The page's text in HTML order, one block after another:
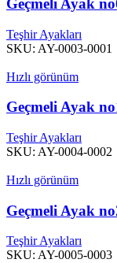
Geçmeli Ayak
Teşhir Ayakları
SKU: AY-0003-0001
Hızlı görünüm
Geçmeli Ayak
Teşhir Ayakları
SKU: AY-0004-0002
Hızlı görünüm
Geçmeli Ayak
Teşhir Ayakları
SKU: AY-0005-0003